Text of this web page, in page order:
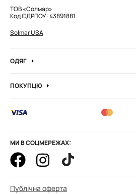
ТОВ «Солмар»
Код ЄДРПОУ: 43891881
Solmar USA
ОДЯГ
Кофти та джемпера
Боді
Штани
Худі та штани
Гольфи водолазка
ПОКУПЦЮ
Вакансії компанії
Оптові замовлення
Корпоративні замовлення
Як оформити замовлення
МИ В СОЦМЕРЕЖАХ:
Публічна оферта